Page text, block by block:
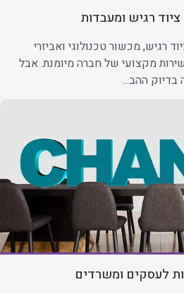
רגיש ומעבדות
רגיש, מכשור טכנולוגי ואביזרי
מקצועי של חברה מיומנת. אבל
בדיוק ההב...
לעסקים ומשרדים